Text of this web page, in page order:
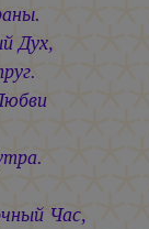
Дух,
Час,